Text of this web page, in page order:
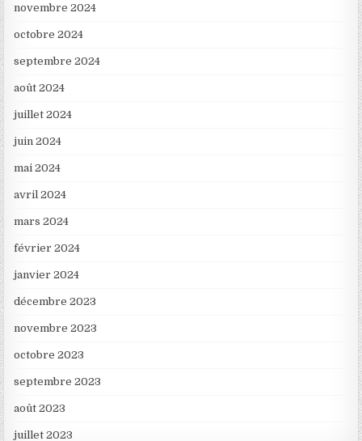
novembre 2024
octobre 2024
septembre 2024
août 2024
juillet 2024
juin 2024
mai 2024
avril 2024
mars 2024
février 2024
janvier 2024
décembre 2023
novembre 2023
octobre 2023
septembre 2023
août 2023
juillet 2023